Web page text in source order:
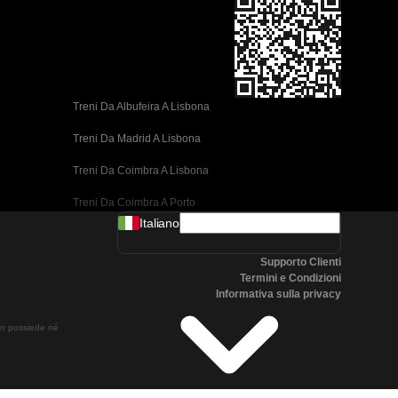
Treni Da Albufeira A Lisbona
Treni Da Madrid A Lisbona
Treni Da Coimbra A Lisbona
Treni Da Coimbra A Porto
Treni Da Valencia A Barcellona
Treni Da Malaga A Madrid
possiede né
Italiano
Supporto Clienti
Termini e Condizioni
Informativa sulla privacy